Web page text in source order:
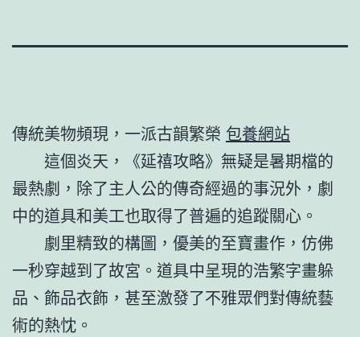
傳統美物頻現，一派古韻繁榮 包養網站
這個炎天，《延禧攻略》無疑是暑期檔的
最熱劇，除了主人公的傳奇經過的事況外，劇
中的道具和美工也取得了普遍的追蹤關心。
劇里精致的構圖，優美的至寶畫作，仿佛
一秒穿越到了故宮。道具中呈現的浩繁字畫躲
品、飾品衣飾，甚至激發了不雅眾們對傳統藝
術的熱忱。